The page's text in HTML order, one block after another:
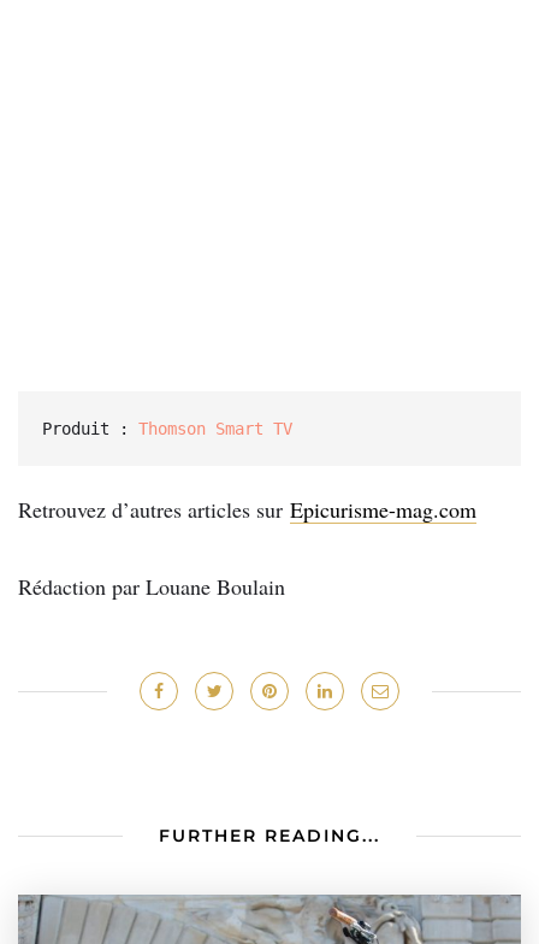
Produit : Thomson Smart TV
Retrouvez d’autres articles sur Epicurisme-mag.com
Rédaction par Louane Boulain
FURTHER READING...